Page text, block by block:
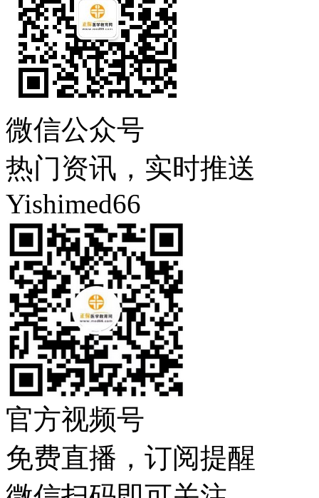
微信公众号
热门资讯，实时推送
Yishimed66
官方视频号
免费直播，订阅提醒